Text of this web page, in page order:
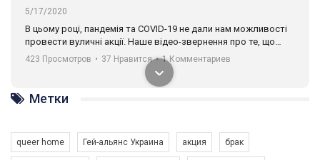
5/17/2020
В цьому році, пандемія та COVІD-19 не дали нам можливості
провести вуличні акції. Наше відео-звернення про те, що
навіть коли ми у різних містах та не можемо зустрінеться, ми
разом. Ми закликаємо всіх хто поділяє цінності рівності та
солідарності, приєднатися до нас. Регіональні підрозділи
ГАУ є в 16 областях України.
Разом наш голос лунає гучніше!
423 Просмотров • 37 Нравится • 1 Комментариев
Метки
queer home Гей-альянс Украина акция брак